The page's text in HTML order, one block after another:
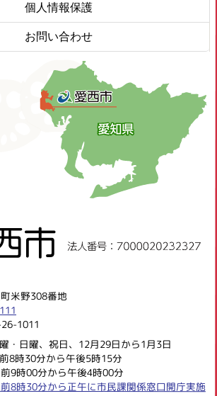
個人情報保護
お問い合わせ
米野308番地
1011
・日曜、祝日、12月29日から1月3日
8時30分から午後5時15分
9時00分から午後4時00分
8時30分から正午に市民課関係窓口開庁実施